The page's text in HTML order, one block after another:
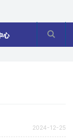
2024-12-25